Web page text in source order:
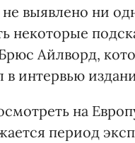
не выявлено ни
некоторые
Айлворд,
в интервью
на
период